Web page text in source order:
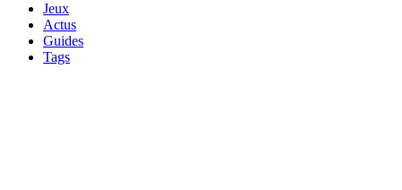
Jeux
Actus
Guides
Tags